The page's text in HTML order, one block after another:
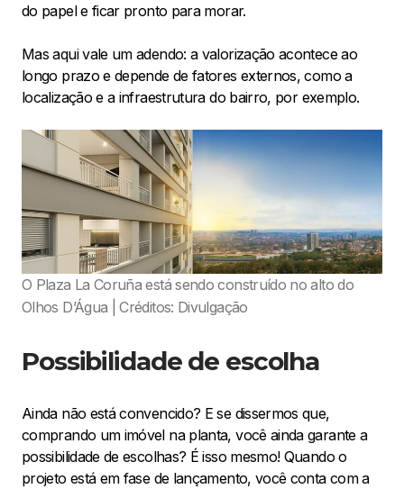
do papel e ficar pronto para morar.
Mas aqui vale um adendo: a valorização acontece ao
longo prazo e depende de fatores externos, como a
localização e a infraestrutura do bairro, por exemplo.
O Plaza La Coruña está sendo construído no alto do
Olhos D’Água | Créditos: Divulgação
Possibilidade de escolha
Ainda não está convencido? E se dissermos que,
comprando um imóvel na planta, você ainda garante a
possibilidade de escolhas? É isso mesmo! Quando o
projeto está em fase de lançamento, você conta com a